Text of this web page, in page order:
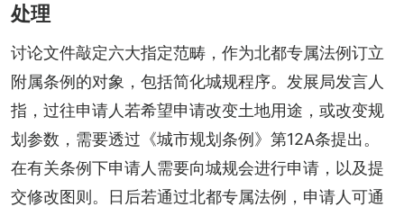
处理
讨论文件敲定六大指定范畴，作为北都专属法例订立
附属条例的对象，包括简化城规程序。发展局发言人
指，过往申请人若希望申请改变土地用途，或改变规
划参数，需要透过《城市规划条例》第12A条提出。
在有关条例下申请人需要向城规会进行申请，以及提
交修改图则。日后若通过北都专属法例，申请人可通